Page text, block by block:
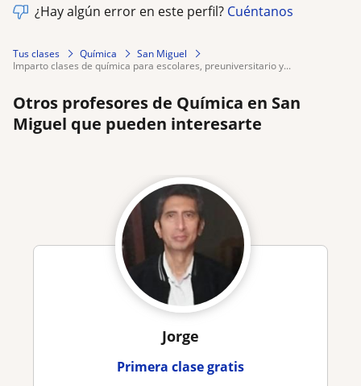
¿Hay algún error en este perfil? Cuéntanos
Tus clases Química
San Miguel
imparto clases de química para escolares, preuniversitario y...
Otros profesores de Química en San
Miguel que pueden interesarte
Jorge
Primera clase gratis